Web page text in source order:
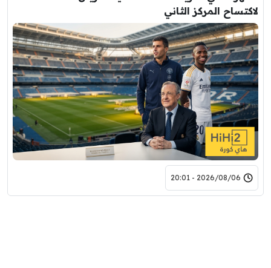
لاكتساح المركز الثاني
2026/08/06 - 20:01